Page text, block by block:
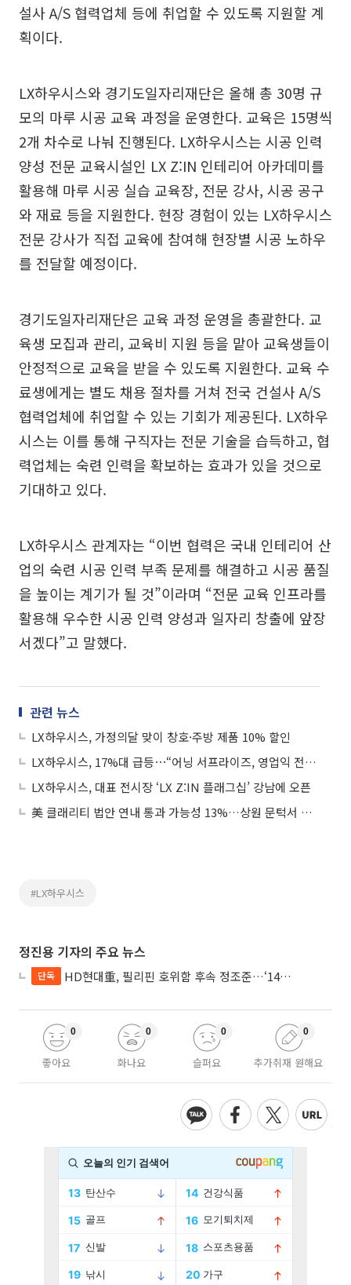
설사 A/S 협력업체 등에 취업할 수 있도록 지원할 계
획이다.
LX하우시스와 경기도일자리재단은 올해 총 30명 규
모의 마루 시공 교육 과정을 운영한다. 교육은 15명씩
2개 차수로 나눠 진행된다. LX하우시스는 시공 인력
양성 전문 교육시설인 LX Z:IN 인테리어 아카데미를
활용해 마루 시공 실습 교육장, 전문 강사, 시공 공구
와 재료 등을 지원한다. 현장 경험이 있는 LX하우시스
전문 강사가 직접 교육에 참여해 현장별 시공 노하우
를 전달할 예정이다.
경기도일자리재단은 교육 과정 운영을 총괄한다. 교
육생 모집과 관리, 교육비 지원 등을 맡아 교육생들이
안정적으로 교육을 받을 수 있도록 지원한다. 교육 수
료생에게는 별도 채용 절차를 거쳐 전국 건설사 A/S
협력업체에 취업할 수 있는 기회가 제공된다. LX하우
시스는 이를 통해 구직자는 전문 기술을 습득하고, 협
력업체는 숙련 인력을 확보하는 효과가 있을 것으로
기대하고 있다.
LX하우시스 관계자는 “이번 협력은 국내 인테리어 산
업의 숙련 시공 인력 부족 문제를 해결하고 시공 품질
을 높이는 계기가 될 것”이라며 “전문 교육 인프라를
활용해 우수한 시공 인력 양성과 일자리 창출에 앞장
서겠다”고 말했다.
관련 뉴스
LX하우시스, 가정의달 맞이 창호·주방 제품 10% 할인
LX하우시스, 17%대 급등⋯“어닝 서프라이즈, 영업익 전년比 550%↑”
LX하우시스, 대표 전시장 ‘LX Z:IN 플래그십’ 강남에 오픈
美 클래리티 법안 연내 통과 가능성 13%…상원 문턱서 제동
#LX하우시스
정진용 기자의 주요 뉴스
단독 HD현대重, 필리핀 호위함 후속 정조준…‘14척+α’ 싹쓸이 노린다
좋아요
0
화나요
0
슬퍼요
0
추가취재 원해요
0